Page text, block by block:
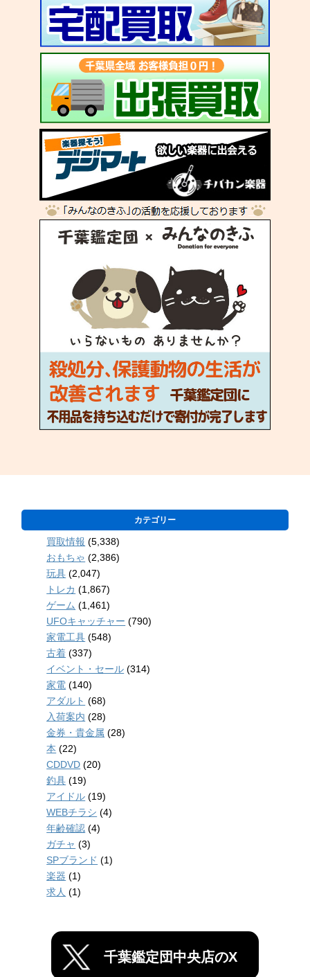
カテゴリー
買取情報 (5,338)
おもちゃ (2,386)
玩具 (2,047)
トレカ (1,867)
ゲーム (1,461)
UFOキャッチャー (790)
家電工具 (548)
古着 (337)
イベント・セール (314)
家電 (140)
アダルト (68)
入荷案内 (28)
金券・貴金属 (28)
本 (22)
CDDVD (20)
釣具 (19)
アイドル (19)
WEBチラシ (4)
年齢確認 (4)
ガチャ (3)
SPブランド (1)
楽器 (1)
求人 (1)
千葉鑑定団中央店のX